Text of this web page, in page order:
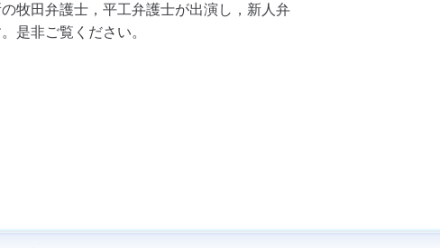
牧田弁護士，平工弁護士が出演し，新人弁
是非ご覧ください。